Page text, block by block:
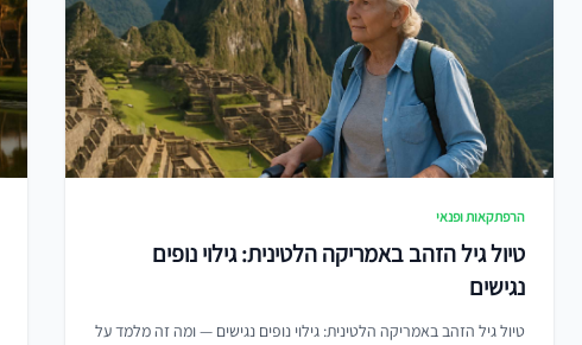
הרפתקאות ופנאי
טיול גיל הזהב באמריקה הלטינית: גילוי נופים
נגישים
טיול גיל הזהב באמריקה הלטינית: גילוי נופים נגישים — ומה זה מלמד על